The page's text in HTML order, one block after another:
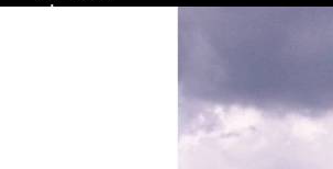
BİZE ULAŞIN